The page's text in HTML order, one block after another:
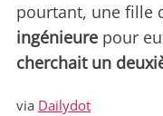
pourtant, une fille
ingénieure pour
cherchait un
via Dailydot